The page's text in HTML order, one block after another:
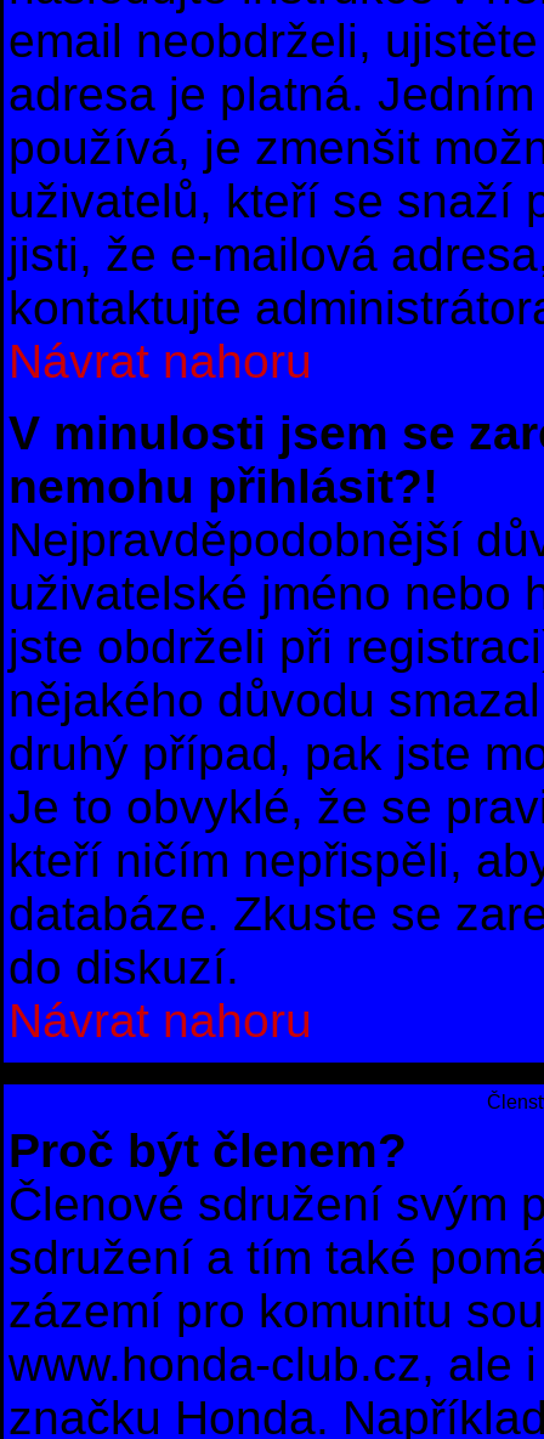
email neobdrželi,
adresa je platná.
používá, je zmenšit
uživatelů, kteří se snaží
jisti, že e-mailová
kontaktujte
Návrat nahoru
V minulosti jsem se
nemohu přihlásit?!
Nejpravděpodobnější
uživatelské jméno nebo
jste obdrželi při
nějakého důvodu
druhý případ, pak jste
Je to obvyklé, že se
kteří ničím nepřispěli,
databáze. Zkuste se
do diskuzí.
Návrat nahoru
Proč být členem?
Členové sdružení svým
sdružení a tím také
zázemí pro komunitu
www.honda-club.cz, ale
značku Honda.